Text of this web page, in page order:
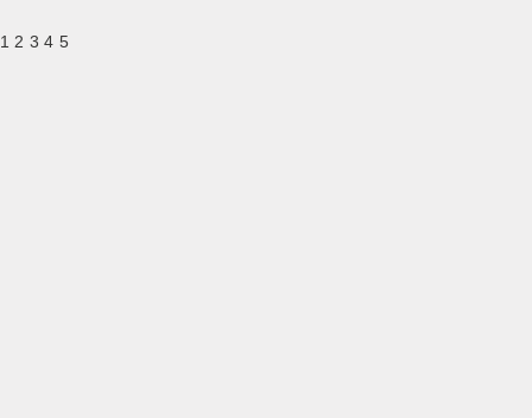
1 2 3 4 5